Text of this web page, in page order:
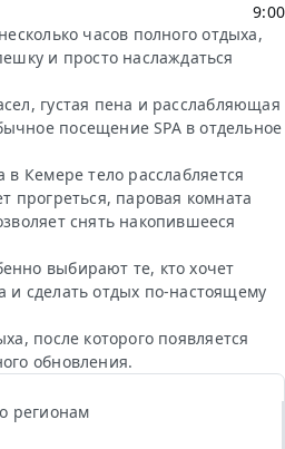
9:00
и просто наслаждаться
посещение SPA в отдельное
прогреться, паровая комната
снять накопившееся
и сделать отдых по-настоящему
обновления.
регионам